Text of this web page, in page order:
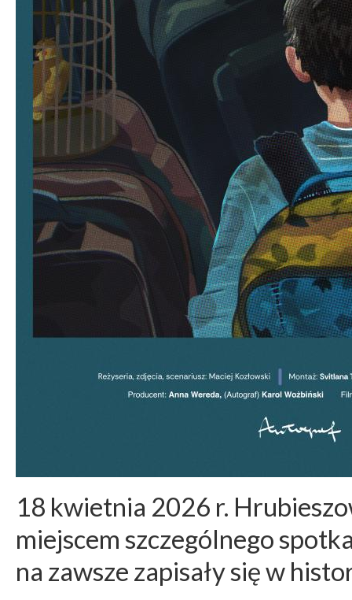
18 kwietnia 2026 r.
miejscem szczególnego
na zawsze zapisały się w